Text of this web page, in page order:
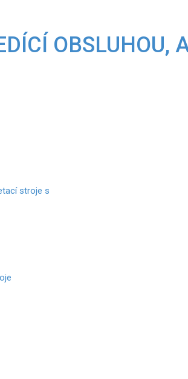
stroje s